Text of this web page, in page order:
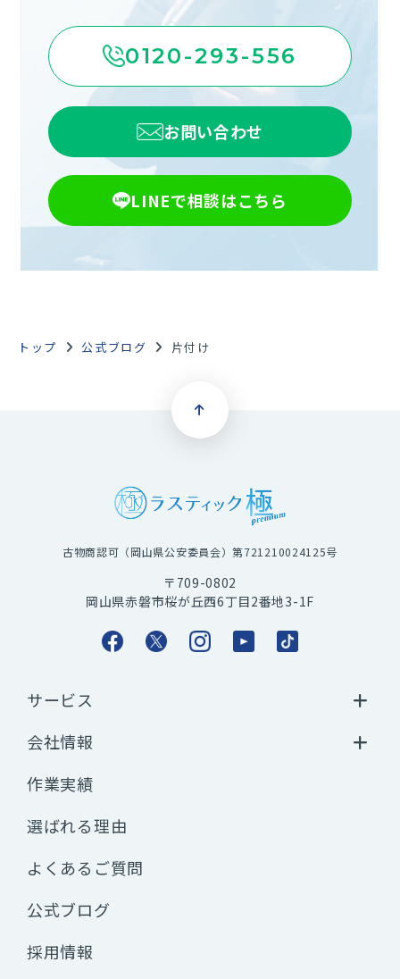
0120-293-556
お問い合わせ
LINEで相談はこちら
トップ 公式ブログ 片付け
古物商認可（岡山県公安委員会）第721210024125号
〒709-0802
岡山県赤磐市桜が丘西6丁目2番地3-1F
サービス
会社情報
作業実績
選ばれる理由
よくあるご質問
公式ブログ
採用情報